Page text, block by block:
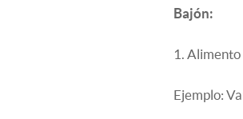
Bajón:
1.
Ejemplo: